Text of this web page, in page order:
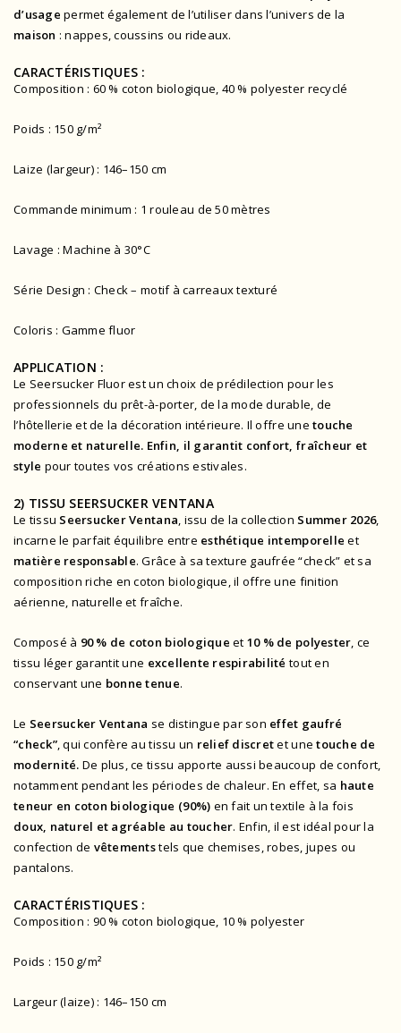
d’usage permet également de l’utiliser dans l’univers de la
maison : nappes, coussins ou rideaux.
CARACTÉRISTIQUES :
Composition : 60 % coton biologique, 40 % polyester recyclé
Poids : 150 g/m²
Laize (largeur) : 146–150 cm
Commande minimum : 1 rouleau de 50 mètres
Lavage : Machine à 30°C
Série Design : Check – motif à carreaux texturé
Coloris : Gamme fluor
APPLICATION :
Le Seersucker Fluor est un choix de prédilection pour les
professionnels du prêt-à-porter, de la mode durable, de
l’hôtellerie et de la décoration intérieure. Il offre unetouche
moderne et naturelle. Enfin, il garantit confort, fraîcheur et
style pour toutes vos créations estivales.
2) TISSU SEERSUCKER VENTANA
Le tissu Seersucker Ventana, issu de la collection Summer 2026,
incarne le parfait équilibre entre esthétique intemporelle et
matière responsable. Grâce à sa texture gaufrée “check” et sa
composition riche en coton biologique, il offre une finition
aérienne, naturelle et fraîche.
Composé à 90 % de coton biologique et 10 % de polyester, ce
tissu léger garantit une excellente respirabilité tout en
conservant une bonne tenue.
Le Seersucker Ventana se distingue par son effet gaufré
“check”, qui confère au tissu un relief discretet unetouche de
modernité. De plus, ce tissu apporte aussi beaucoup de confort,
notamment pendant les périodes de chaleur. En effet, sa haute
teneur en coton biologique (90%) en fait un textile à la fois
doux, naturel et agréable au toucher. Enfin, il est idéal pour la
confection de vêtementstels que chemises, robes, jupes ou
pantalons.
CARACTÉRISTIQUES :
Composition : 90 % coton biologique, 10 % polyester
Poids : 150 g/m²
Largeur (laize) : 146–150 cm